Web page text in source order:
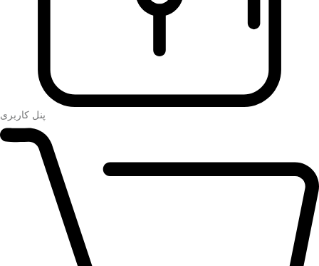
پنل کاربری